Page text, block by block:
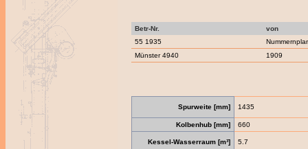
Betr-Nr.
von
55 1935
Münster 4940
1909
Spurweite [mm] 1435
Kolbenhub [mm] 660
Kessel-Wasserraum [m³] 5.7